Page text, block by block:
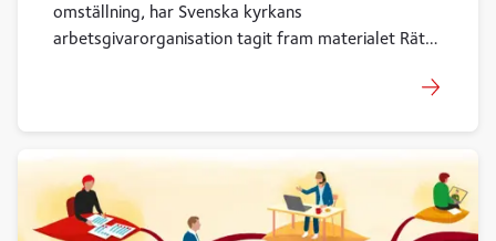
omställning, har Svenska kyrkans
arbetsgivarorganisation tagit fram materialet Rätt